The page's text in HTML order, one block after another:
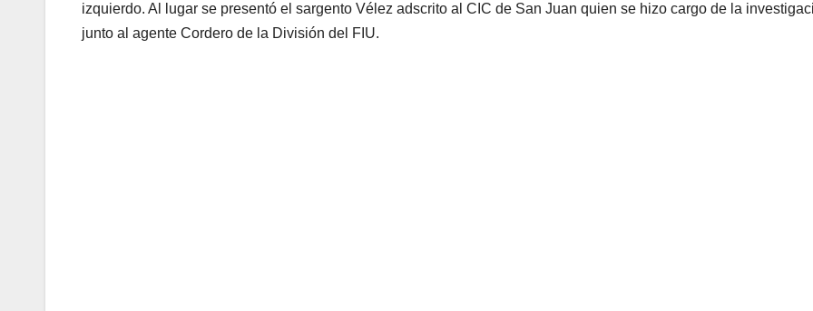
izquierdo. Al lugar se presentó el sargento Vélez adscrito al CIC de San Juan quien se hizo cargo de la
junto al agente Cordero de la División del FIU.